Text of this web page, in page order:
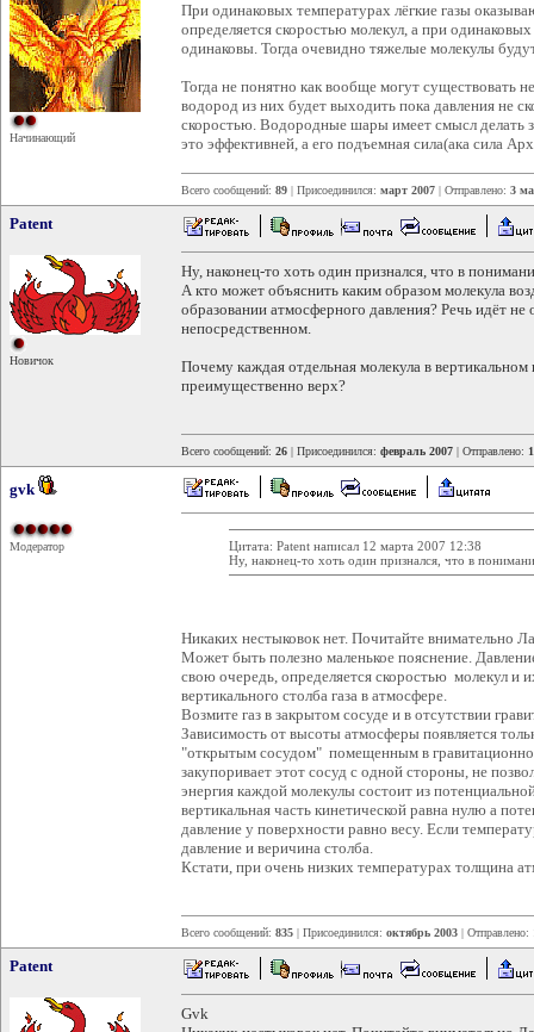
Начинающий
При одинаковых температурах лёгкие газы
определяется скоростью молекул, а при
одинаковы. Тогда очевидно тяжелые молекулы
Тогда не понятно как вообще могут существовать
водород из них будет выходить пока давления не
скоростью. Водородные шары имеет смысл делать
это эффективней, а его подъемная сила(ака сила
Всего сообщений: 89 | Присоединился: март 2007 | Отправлено: 3
Patent
Новичок
Ну, наконец-то хоть один признался, что в
А кто может объяснить каким образом молекула
образовании атмосферного давления? Речь идёт
непосредственном.
Почему каждая отдельная молекула в
преимущественно верх?
Всего сообщений: 26 | Присоединился: февраль 2007 | Отправлено:
gvk
Модератор
Цитата: Patent написал 12 марта 2007 12:38
Ну, наконец-то хоть один признался, что в
Никаких нестыковок нет. Почитайте внимательно
Может быть полезно маленькое пояснение.
свою очередь, определяется скоростью молекул и
вертикального столба газа в атмосфере.
Возмите газ в закрытом сосуде и в отсутствии
Зависимость от высоты атмосферы появляется
"открытым сосудом" помещенным в
закупоривает этот сосуд с одной стороны, не
энергия каждой молекулы состоит из
вертикальная часть кинетической равна нулю а
давление у поверхности равно весу. Если
давление и веричина столба.
Кстати, при очень низких температурах толщина
Всего сообщений: 835 | Присоединился: октябрь 2003 | Отправлено:
Patent
Gvk